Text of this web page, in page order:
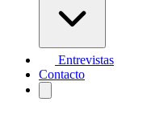
Entrevistas
Contacto